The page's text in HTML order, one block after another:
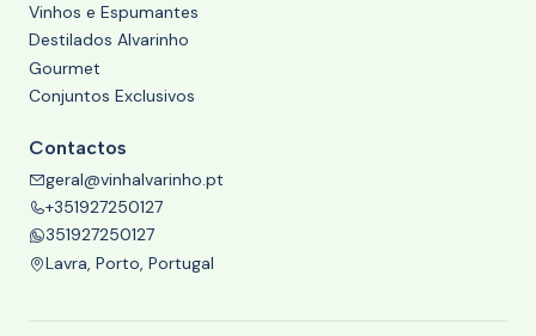
Vinhos e Espumantes
Destilados Alvarinho
Gourmet
Conjuntos Exclusivos
Contactos
geral@vinhalvarinho.pt
+351927250127
351927250127
Lavra, Porto, Portugal